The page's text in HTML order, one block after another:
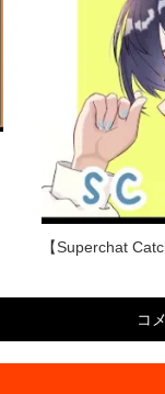
【Superchat
コ